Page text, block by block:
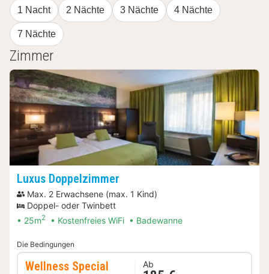
1 Nacht 2 Nächte 3 Nächte 4 Nächte
7 Nächte
Zimmer
Luxus Doppelzimmer
Max. 2 Erwachsene (max. 1 Kind)
Doppel- oder Twinbett
25m2 Kostenfreies WiFi Badewanne
Die Bedingungen
Wellness Special Ab